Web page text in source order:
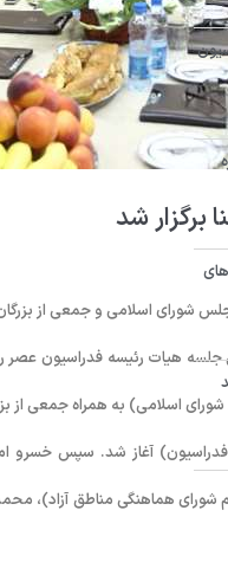
شد
شورای اسلامی و جمعی از
جلسه هیات رئیسه فدراسیون
اسلامی) به همراه جمعی از
آغاز شد. سپس خسرو
شورای هماهنگی مناطق آزاد)،
متر بازی‌های